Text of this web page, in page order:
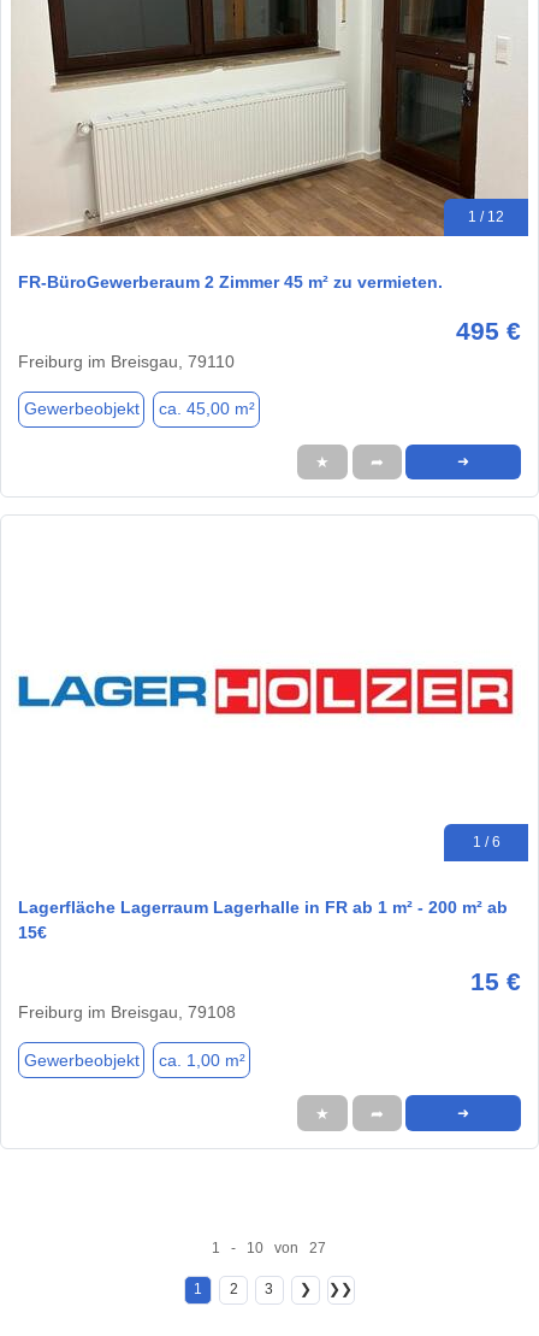
1 / 12
FR-BüroGewerberaum 2 Zimmer 45 m² zu vermieten.
495 €
Freiburg im Breisgau, 79110
Gewerbeobjekt ca. 45,00 m²
★ ➦ ➜
1 / 6
Lagerfläche Lagerraum Lagerhalle in FR ab 1 m² - 200 m² ab
15€
15 €
Freiburg im Breisgau, 79108
Gewerbeobjekt ca. 1,00 m²
★ ➦ ➜
1 - 10 von 27
1 2 3 ❯ ❯❯